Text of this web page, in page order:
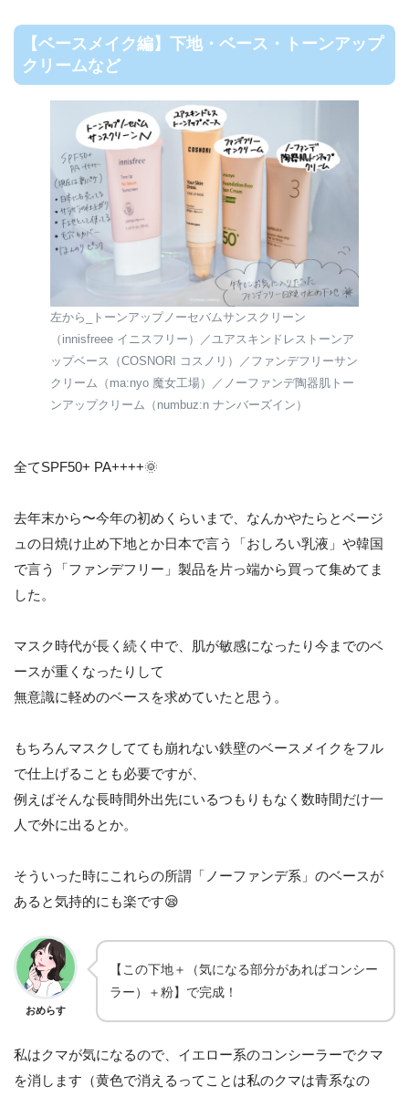
【ベースメイク編】下地・ベース・トーンアップ
クリームなど
左から_トーンアップノーセバムサンスクリーン
（innisfreee イニスフリー）／ユアスキンドレストーンア
ップベース（COSNORI コスノリ）／ファンデフリーサン
クリーム（ma:nyo 魔女工場）／ノーファンデ陶器肌トー
ンアップクリーム（numbuz:n ナンバーズイン）
全てSPF50+ PA++++🌞
去年末から〜今年の初めくらいまで、なんかやたらとベージ
ュの日焼け止め下地とか日本で言う「おしろい乳液」や韓国
で言う「ファンデフリー」製品を片っ端から買って集めてま
した。
マスク時代が長く続く中で、肌が敏感になったり今までのベ
ースが重くなったりして
無意識に軽めのベースを求めていたと思う。
もちろんマスクしてても崩れない鉄壁のベースメイクをフル
で仕上げることも必要ですが、
例えばそんな長時間外出先にいるつもりもなく数時間だけ一
人で外に出るとか。
そういった時にこれらの所謂「ノーファンデ系」のベースが
あると気持的にも楽です😪
おめらす
【この下地＋（気になる部分があればコンシー
ラー）＋粉】で完成！
私はクマが気になるので、イエロー系のコンシーラーでクマ
を消します（黄色で消えるってことは私のクマは青系なの